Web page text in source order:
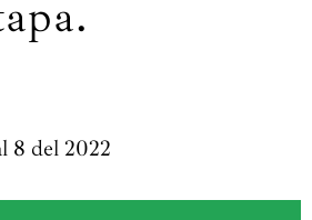
8 del 2022